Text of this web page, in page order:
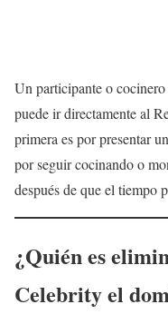
Un participante o
puede ir directamente al
primera es por presentar
por seguir cocinando o
después de que el tiempo
¿Quién es
Celebrity el